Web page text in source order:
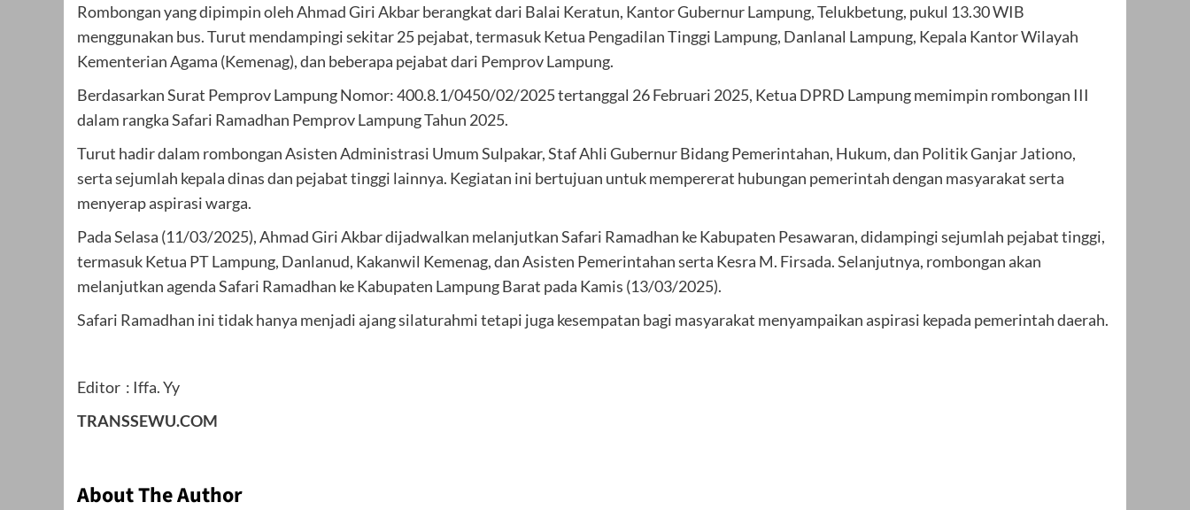
Rombongan yang dipimpin oleh Ahmad Giri Akbar berangkat dari Balai Keratun, Kantor Gubernur Lampung, Telukbetung, pukul 13.30 WIB
menggunakan bus. Turut mendampingi sekitar 25 pejabat, termasuk Ketua Pengadilan Tinggi Lampung, Danlanal Lampung, Kepala Kantor Wilayah
Kementerian Agama (Kemenag), dan beberapa pejabat dari Pemprov Lampung.
Berdasarkan Surat Pemprov Lampung Nomor: 400.8.1/0450/02/2025 tertanggal 26 Februari 2025, Ketua DPRD Lampung memimpin rombongan III
dalam rangka Safari Ramadhan Pemprov Lampung Tahun 2025.
Turut hadir dalam rombongan Asisten Administrasi Umum Sulpakar, Staf Ahli Gubernur Bidang Pemerintahan, Hukum, dan Politik Ganjar Jationo,
serta sejumlah kepala dinas dan pejabat tinggi lainnya. Kegiatan ini bertujuan untuk mempererat hubungan pemerintah dengan masyarakat serta
menyerap aspirasi warga.
Pada Selasa (11/03/2025), Ahmad Giri Akbar dijadwalkan melanjutkan Safari Ramadhan ke Kabupaten Pesawaran, didampingi sejumlah pejabat tinggi,
termasuk Ketua PT Lampung, Danlanud, Kakanwil Kemenag, dan Asisten Pemerintahan serta Kesra M. Firsada. Selanjutnya, rombongan akan
melanjutkan agenda Safari Ramadhan ke Kabupaten Lampung Barat pada Kamis (13/03/2025).
Safari Ramadhan ini tidak hanya menjadi ajang silaturahmi tetapi juga kesempatan bagi masyarakat menyampaikan aspirasi kepada pemerintah daerah.
Editor : Iffa. Yy
TRANSSEWU.COM
About The Author